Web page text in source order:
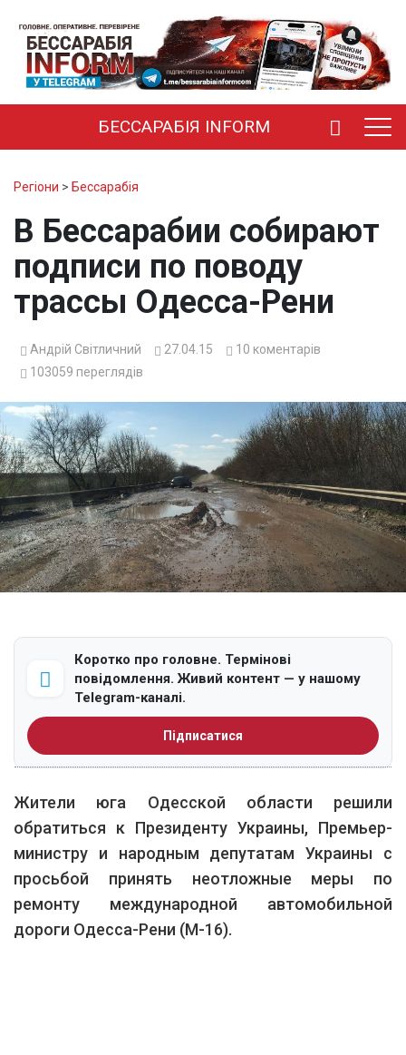
БЕССАРАБІЯ INFORM
Регіони > Бессарабія
В Бессарабии собирают
подписи по поводу
трассы Одесса-Рени
Андрій Світличний 27.04.15 10 коментарів
103059 переглядів
Коротко про головне. Термінові
повідомлення. Живий контент — у нашому
Telegram-каналі.
Підписатися
Жители юга Одесской области решили
обратиться к Президенту Украины, Премьер-
министру и народным депутатам Украины с
просьбой принять неотложные меры по
ремонту международной автомобильной
дороги Одесса-Рени (М-16).